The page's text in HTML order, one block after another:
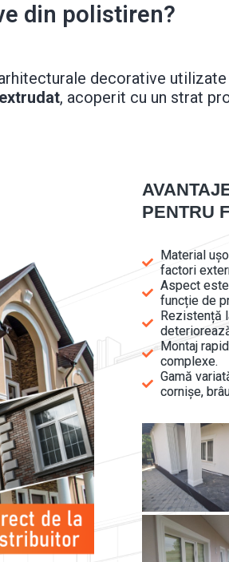
din polistiren?
decorative
, acoperit cu un strat
PENTRU
Material
factori
Aspect
funcție de
Rezistență
Montaj
complexe.
Gamă
cornișe,